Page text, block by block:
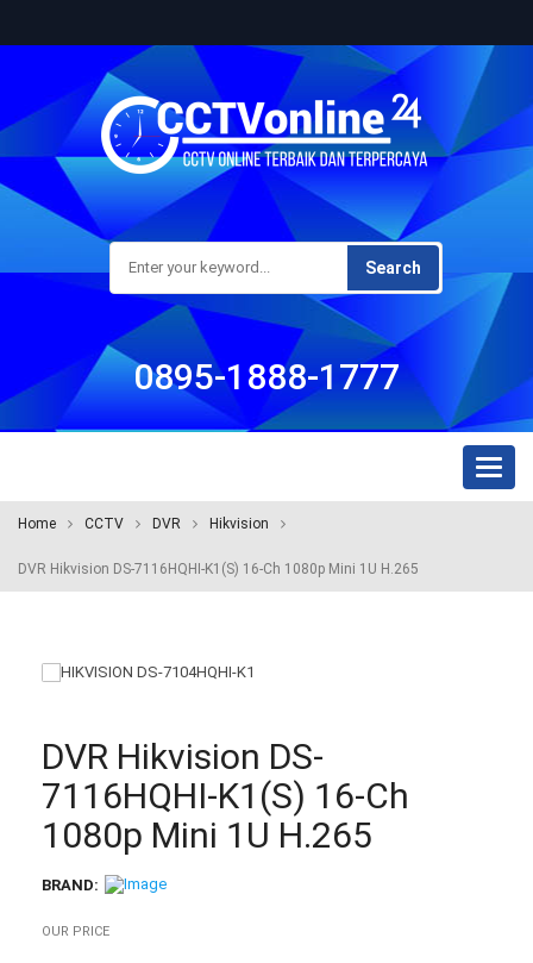
Search
0895-1888-1777
Home CCTV DVR Hikvision
DVR Hikvision DS-7116HQHI-K1(S) 16-Ch 1080p Mini 1U H.265
DVR Hikvision DS-
7116HQHI-K1(S) 16-Ch
1080p Mini 1U H.265
BRAND:
OUR PRICE